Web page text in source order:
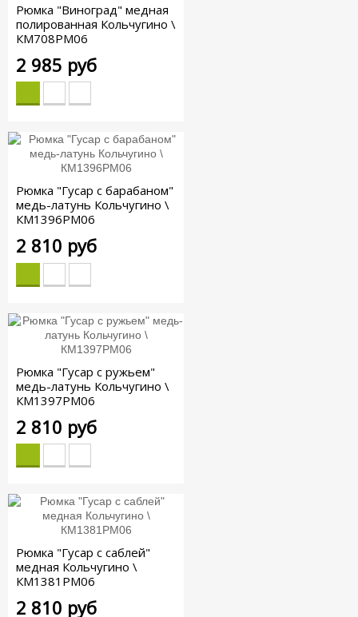
Рюмка "Виноград" медная
полированная Кольчугино \
КМ708РМ06
2 985 руб
Рюмка "Гусар с барабаном"
медь-латунь Кольчугино \
КМ1396РМ06
2 810 руб
Рюмка "Гусар с ружьем"
медь-латунь Кольчугино \
КМ1397РМ06
2 810 руб
Рюмка "Гусар с саблей"
медная Кольчугино \
КМ1381РМ06
2 810 руб